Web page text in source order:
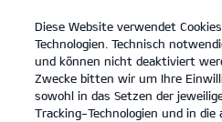
open
menu
Entdecken
Diese Website verwendet
Technologien. Technisch
und können nicht deaktiviert
Zwecke bitten wir um Ihre
sowohl in das Setzen der
Tracking-Technologien und in die